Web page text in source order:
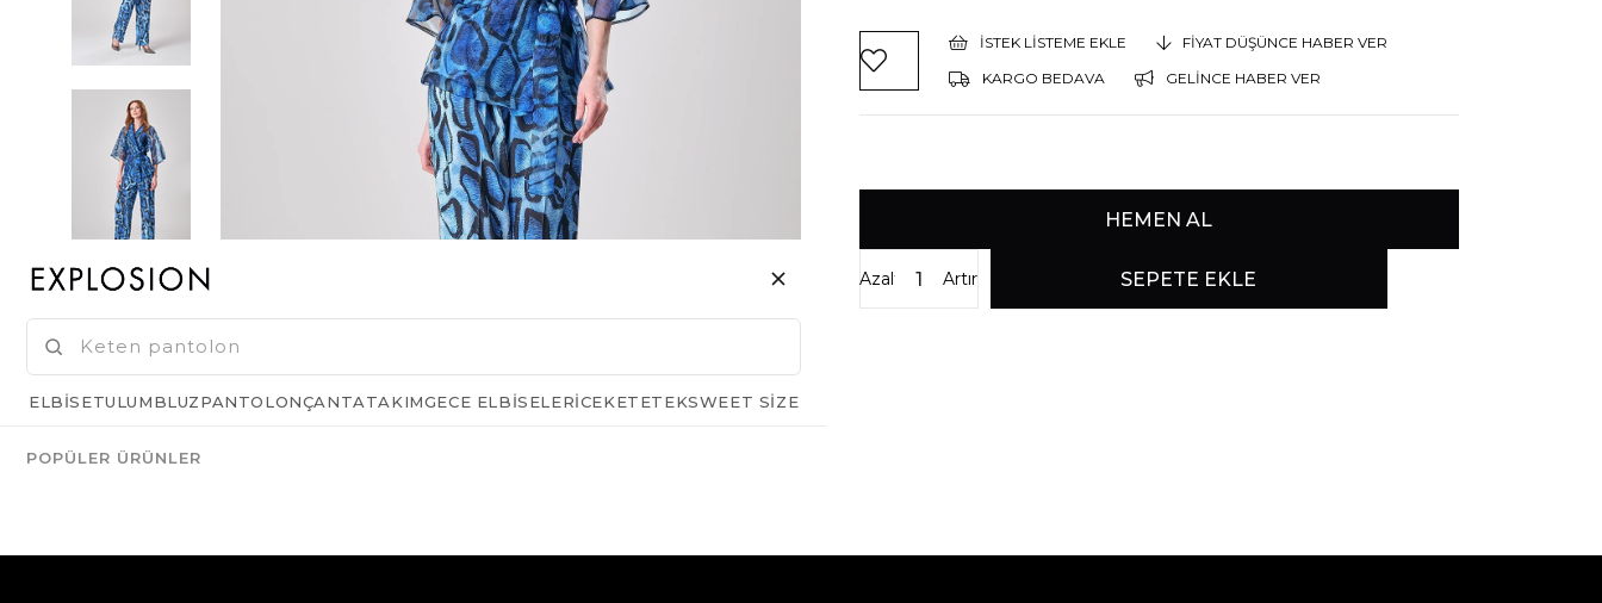
İSTEK LISTEME EKLE
FIYAT DÜŞÜNCE HABER VER
KARGO BEDAVA
GELINCE HABER VER
Artır
Azalt
ELBISETULUMBLUZPANTOLONÇANTATAKIMGECE ELBISELERICEKETETEKSWEET SIZE
POPÜLER ÜRÜNLER